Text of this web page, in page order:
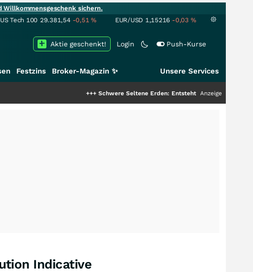
Willkommensgeschenk sichern.
US Tech 100 29.381,54 -0,51% EUR/USD 1,15216 -0,03 %
Login Push-Kurse
Aktie geschenkt!
Festzins Broker-Magazin ✨ Unsere Services
Schwere Seltene Erden: Entsteht hier die nächste
Anzeige
Indicative